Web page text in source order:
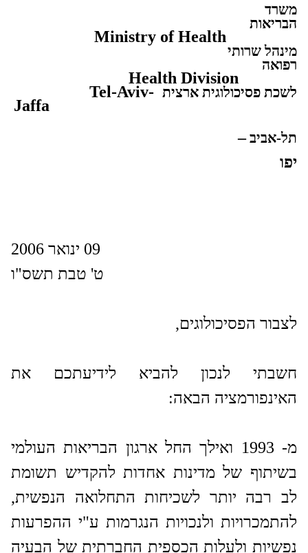
משרד
הבריאות
Ministry of Health
מינהל שרותי
רפואה
Health Division
לשכת פסיכולוגית ארצית Tel-Aviv-
Jaffa
תל-אביב–
יפו
09 ינואר 2006
ט' טבת תשס"ו
לצבור הפסיכולוגים,
חשבתי לנכון להביא לידיעתכם את
האינפורמציה הבאה:
מ- 1993 ואילך החל ארגון הבריאות העולמי
בשיתוף של מדינות אחדות להקדיש תשומת
לב רבה יותר לשכיחות התחלואה הנפשית,
להתמכרויות ולנכויות הנגרמות ע"י ההפרעות
נפשיות ולעלות הכספית החברתית של הבעיה